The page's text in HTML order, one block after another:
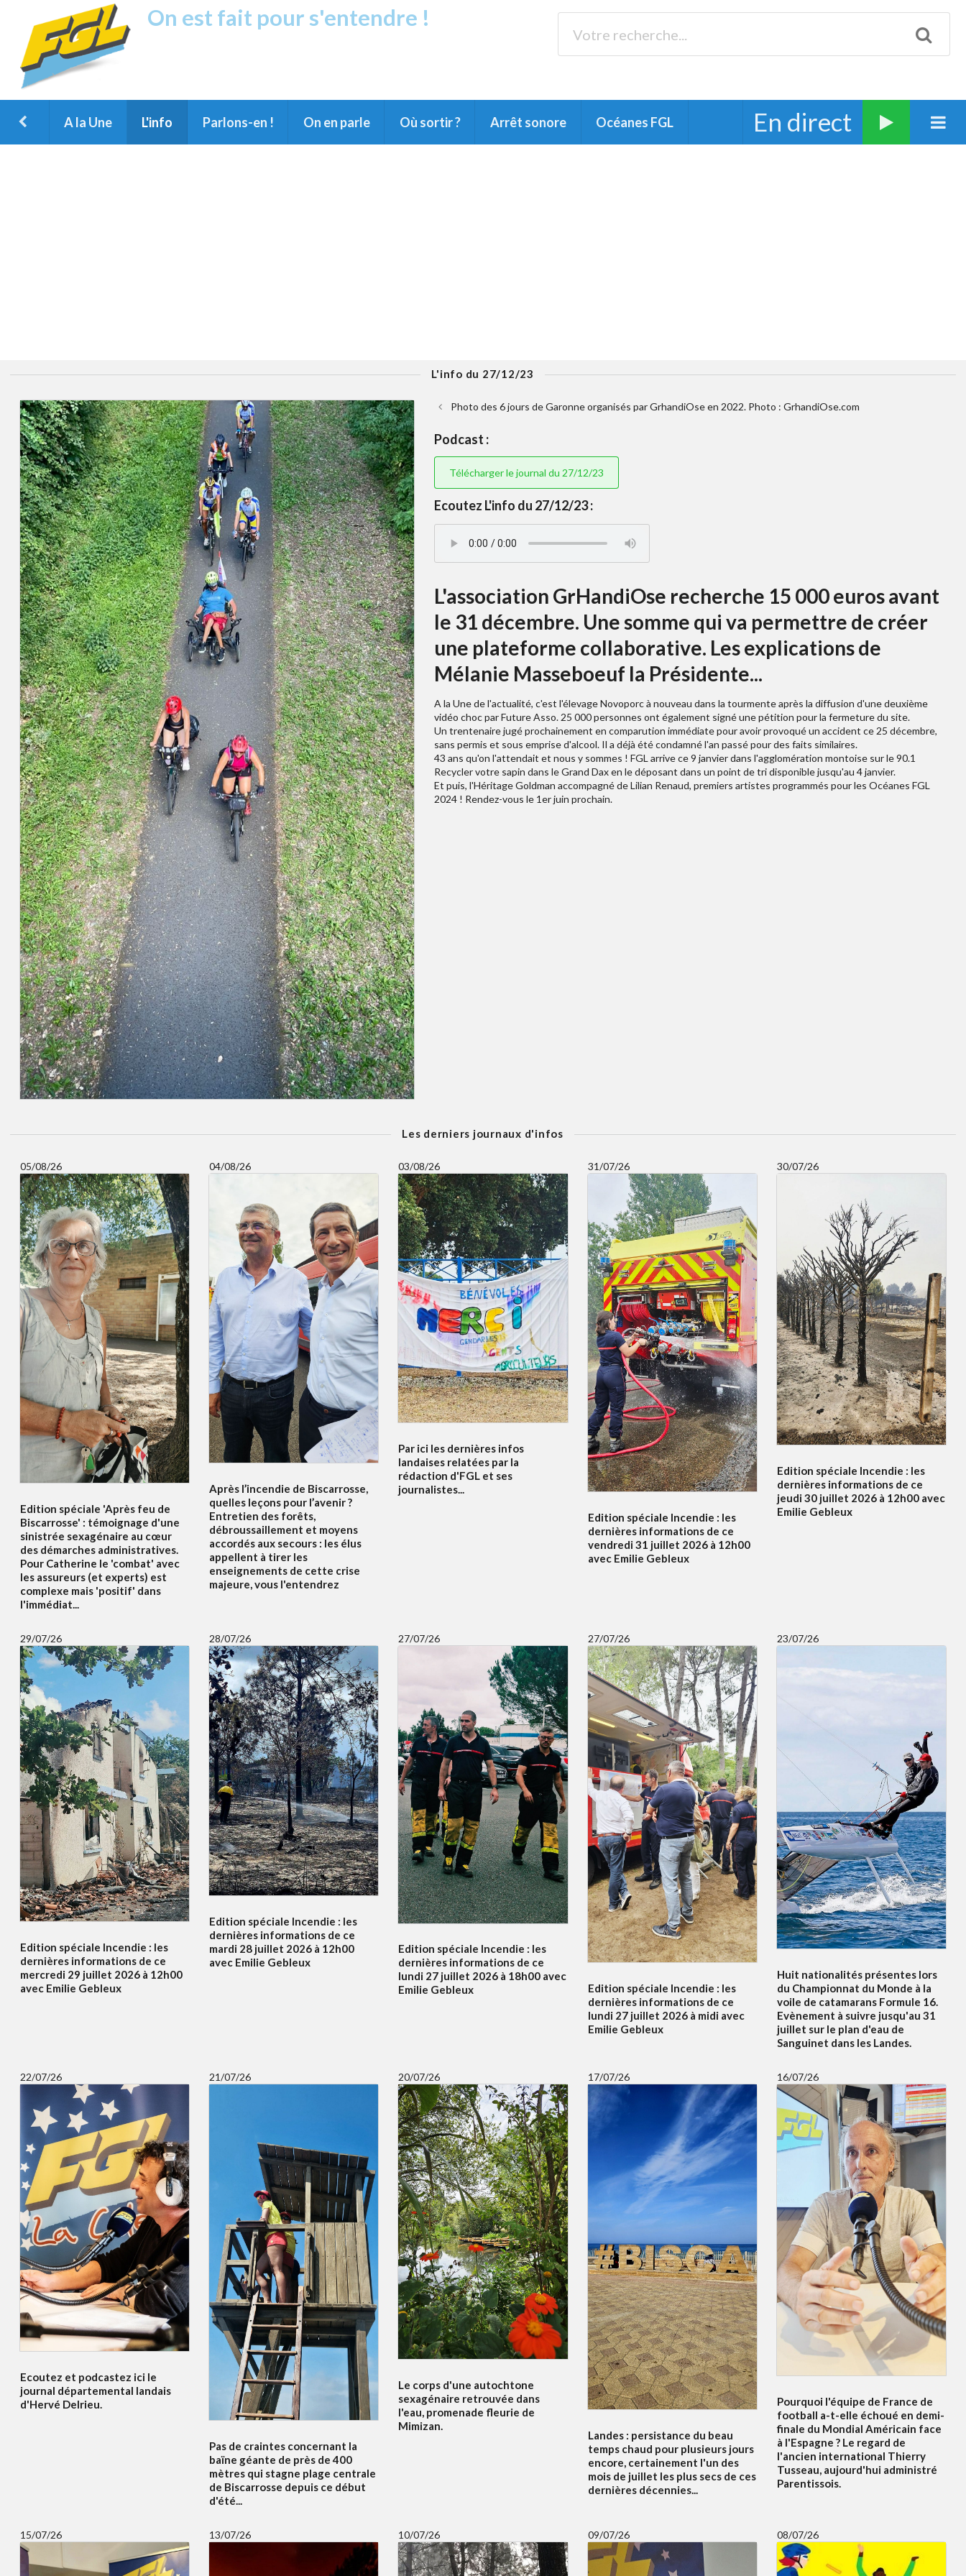
On est fait pour s'entendre !
A la Une L'info Parlons-en ! On en parle Où sortir ? Arrêt sonore Océanes FGL En direct
L'info du 27/12/23
Photo des 6 jours de Garonne organisés par GrhandiOse en 2022. Photo : GrhandiOse.com
Podcast :
Télécharger le journal du 27/12/23
Ecoutez L'info du 27/12/23 :
L'association GrHandiOse recherche 15 000 euros avant
le 31 décembre. Une somme qui va permettre de créer
une plateforme collaborative. Les explications de
Mélanie Masseboeuf la Présidente...
A la Une de l'actualité, c'est l'élevage Novoporc à nouveau dans la tourmente après la diffusion d'une deuxième
vidéo choc par Future Asso. 25 000 personnes ont également signé une pétition pour la fermeture du site.
Un trentenaire jugé prochainement en comparution immédiate pour avoir provoqué un accident ce 25 décembre,
sans permis et sous emprise d'alcool. Il a déjà été condamné l'an passé pour des faits similaires.
43 ans qu'on l'attendait et nous y sommes ! FGL arrive ce 9 janvier dans l'agglomération montoise sur le 90.1
Recycler votre sapin dans le Grand Dax en le déposant dans un point de tri disponible jusqu'au 4 janvier.
Et puis, l'Héritage Goldman accompagné de Lilian Renaud, premiers artistes programmés pour les Océanes FGL
2024 ! Rendez-vous le 1er juin prochain.
Les derniers journaux d'infos
05/08/26
Edition spéciale 'Après feu de
Biscarrosse' : témoignage d'une
sinistrée sexagénaire au cœur
des démarches administratives.
Pour Catherine le 'combat' avec
les assureurs (et experts) est
complexe mais 'positif' dans
l'immédiat...
04/08/26
Après l’incendie de Biscarrosse,
quelles leçons pour l’avenir ?
Entretien des forêts,
débroussaillement et moyens
accordés aux secours : les élus
appellent à tirer les
enseignements de cette crise
majeure, vous l'entendrez
03/08/26
Par ici les dernières infos
landaises relatées par la
rédaction d'FGL et ses
journalistes...
31/07/26
Edition spéciale Incendie : les
dernières informations de ce
vendredi 31 juillet 2026 à 12h00
avec Emilie Gebleux
30/07/26
Edition spéciale Incendie : les
dernières informations de ce
jeudi 30 juillet 2026 à 12h00 avec
Emilie Gebleux
29/07/26
Edition spéciale Incendie : les
dernières informations de ce
mercredi 29 juillet 2026 à 12h00
avec Emilie Gebleux
28/07/26
Edition spéciale Incendie : les
dernières informations de ce
mardi 28 juillet 2026 à 12h00
avec Emilie Gebleux
27/07/26
Edition spéciale Incendie : les
dernières informations de ce
lundi 27 juillet 2026 à 18h00 avec
Emilie Gebleux
27/07/26
Edition spéciale Incendie : les
dernières informations de ce
lundi 27 juillet 2026 à midi avec
Emilie Gebleux
23/07/26
Huit nationalités présentes lors
du Championnat du Monde à la
voile de catamarans Formule 16.
Evènement à suivre jusqu'au 31
juillet sur le plan d'eau de
Sanguinet dans les Landes.
22/07/26
Ecoutez et podcastez ici le
journal départemental landais
d'Hervé Delrieu.
21/07/26
Pas de craintes concernant la
baïne géante de près de 400
mètres qui stagne plage centrale
de Biscarrosse depuis ce début
d'été...
20/07/26
Le corps d'une autochtone
sexagénaire retrouvée dans
l'eau, promenade fleurie de
Mimizan.
17/07/26
Landes : persistance du beau
temps chaud pour plusieurs jours
encore, certainement l'un des
mois de juillet les plus secs de ces
dernières décennies...
16/07/26
Pourquoi l'équipe de France de
football a-t-elle échoué en demi-
finale du Mondial Américain face
à l'Espagne ? Le regard de
l'ancien international Thierry
Tusseau, aujourd'hui administré
Parentissois.
15/07/26 13/07/26 10/07/26 09/07/26 08/07/26